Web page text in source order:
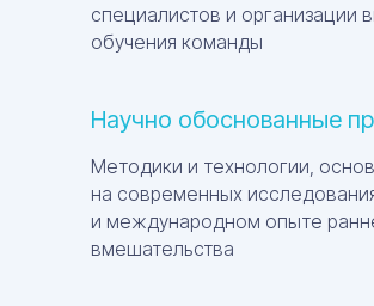
специалистов и организации
обучения команды
Научно обоснованные
Методики и технологии,
на современных
и международном опыте
вмешательства